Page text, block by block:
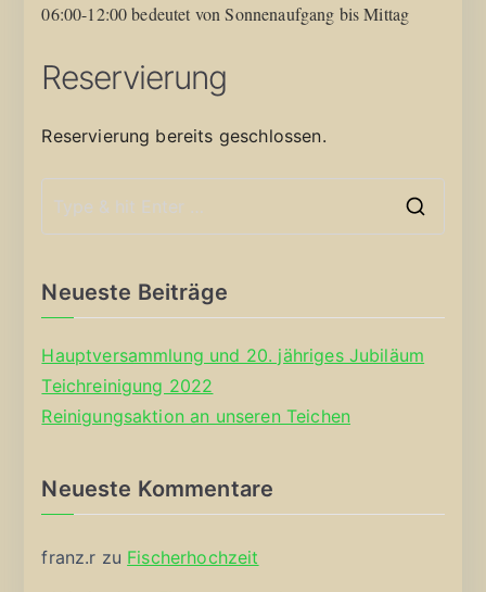
06:00-12:00 bedeutet von Sonnenaufgang bis Mittag
Reservierung
Reservierung bereits geschlossen.
Neueste Beiträge
Hauptversammlung und 20. jähriges Jubiläum
Teichreinigung 2022
Reinigungsaktion an unseren Teichen
Neueste Kommentare
franz.r zu Fischerhochzeit